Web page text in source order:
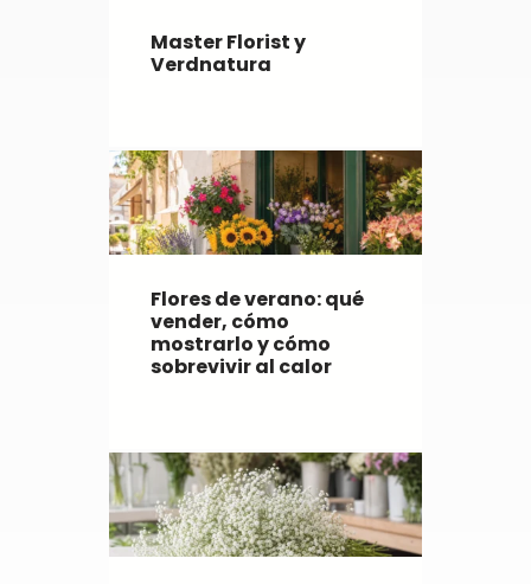
Master Florist y
Verdnatura
Flores de verano: qué
vender, cómo
mostrarlo y cómo
sobrevivir al calor